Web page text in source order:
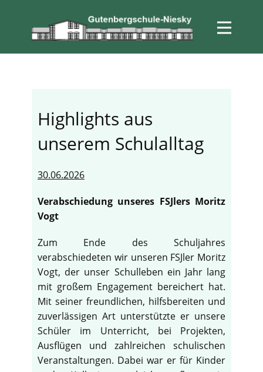
Highlights aus
unserem Schulalltag
30.06.2026
Verabschiedung unseres FSJlers Moritz
Vogt
Zum Ende des Schuljahres
verabschiedeten wir unseren FSJler Moritz
Vogt, der unser Schulleben ein Jahr lang
mit großem Engagement bereichert hat.
Mit seiner freundlichen, hilfsbereiten und
zuverlässigen Art unterstützte er unsere
Schüler im Unterricht, bei Projekten,
Ausflügen und zahlreichen schulischen
Veranstaltungen. Dabei war er für Kinder